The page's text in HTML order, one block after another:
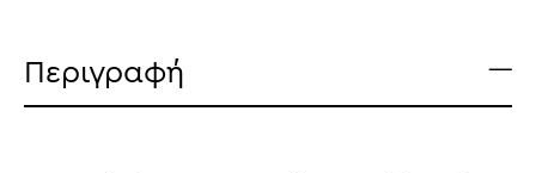
Περιγραφή